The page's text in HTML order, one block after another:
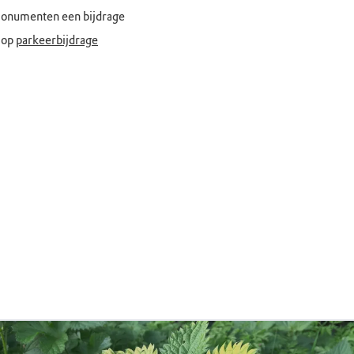
een bijdrage
parkeerbijdrage